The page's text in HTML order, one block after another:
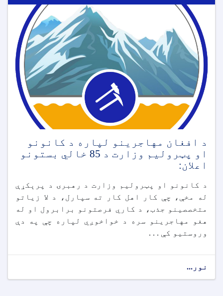
د افغان مهاجرینو لپاره د کانونو
او پټرولیم وزارت د 85 خالي بستونو
اعلان:
د کانونو او پټرولیم وزارت د رهبرۍ د پرېکړې
له مخې، چې کار اهل کار ته سپارل، د لا زیاتو
متخصصینو جذب، د کاري فرصتونو برابرول او له
هغو مهاجرینو سره د خواخوږي لپاره چې په دې
وروستیو کې . . .
نور...